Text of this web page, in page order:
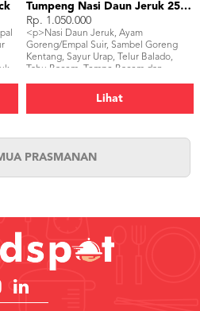
Tumpeng Nasi Daun Jeruk 25 Pack
Rp. 1.050.000
<p>Nasi Daun Jeruk, Ayam
Goreng/Empal Suir, Sambel Goreng
Kentang, Sayur Urap, Telur Balado,
Tahu Bacem, Tempe Bacem dan
pisau tumpeng)</p>Lihat
PRASMANAN